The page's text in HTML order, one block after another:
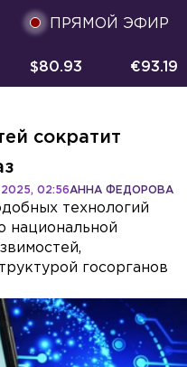
ПРЯМОЙ ЭФИР
$80.93 €93.19
сократит
АННА ФЕДОРОВА
02:56
технологий
национальной
госорганов